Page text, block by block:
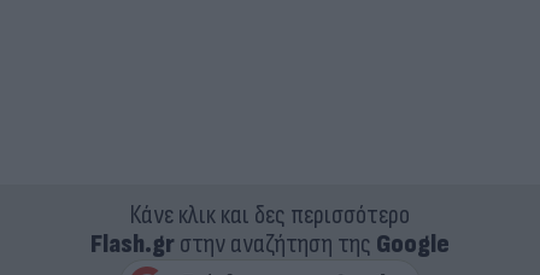
Κάνε κλικ και δες περισσότερο
Flash.grστην αναζήτηση της Google